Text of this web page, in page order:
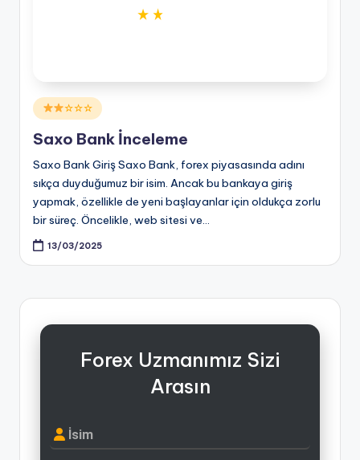
Posted
in
☆☆☆
Saxo Bank İnceleme
Saxo Bank Giriş Saxo Bank, forex piyasasında adını
sıkça duyduğumuz bir isim. Ancak bu bankaya giriş
yapmak, özellikle de yeni başlayanlar için oldukça zorlu
bir süreç. Öncelikle, web sitesi ve…
13/03/2025
Forex Uzmanımız Sizi
Arasın
İsim